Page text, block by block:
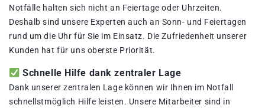
Notfälle halten sich nicht an Feiertage oder Uhrzeiten.
Deshalb sind unsere Experten auch an Sonn- und Feiertagen
rund um die Uhr für Sie im Einsatz. Die Zufriedenheit unserer
Kunden hat für uns oberste Priorität.
Schnelle Hilfe dank zentraler Lage
Dank unserer zentralen Lage können wir Ihnen im Notfall
schnellstmöglich Hilfe leisten. Unsere Mitarbeiter sind in